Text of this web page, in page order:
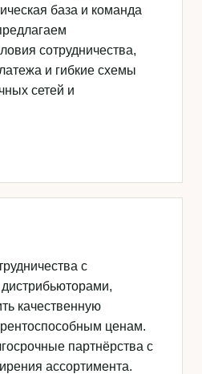
база и команда
сотрудничества,
и гибкие схемы
сетей и
с
качественную
ценам.
партнёрства с
ассортимента.